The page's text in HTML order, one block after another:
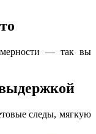
— так вы
следы, мягкую